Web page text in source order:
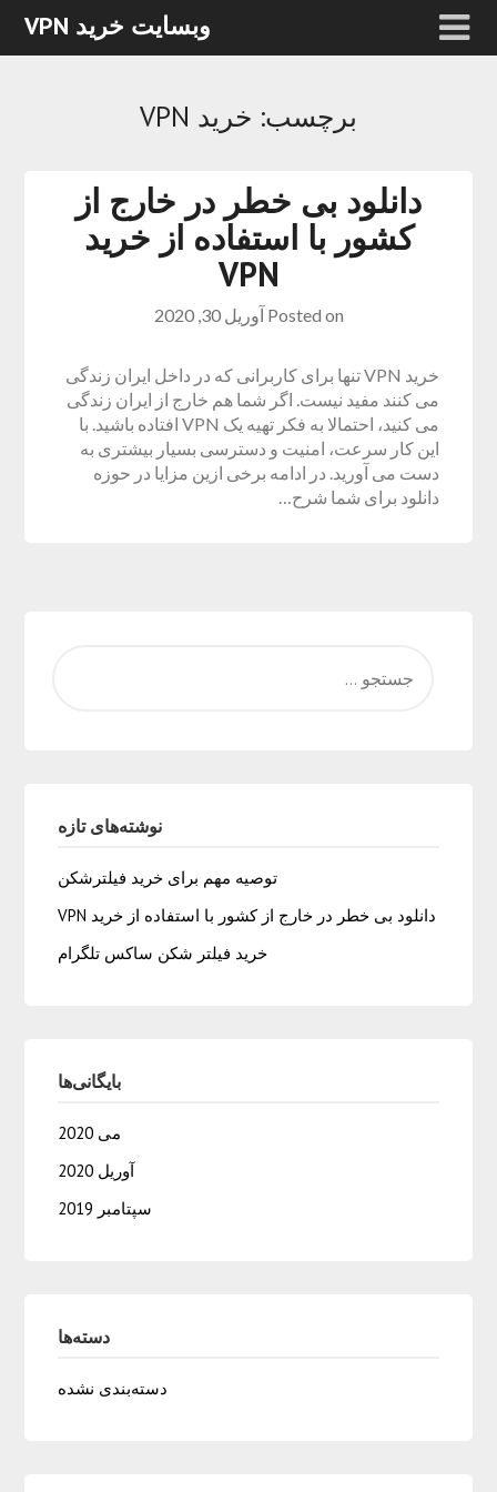
وبسایت خرید VPN
برچسب: خرید VPN
دانلود بی خطر در خارج از
کشور با استفاده از خرید
VPN
Posted on آوریل 30, 2020
خرید VPN تنها برای کاربرانی که در داخل ایران زندگی
می کنند مفید نیست. اگر شما هم خارج از ایران زندگی
می کنید، احتمالا به فکر تهیه یک VPN افتاده باشید. با
این کار سرعت، امنیت و دسترسی بسیار بیشتری به
دست می آورید. در ادامه برخی ازین مزایا در حوزه
دانلود برای شما شرح…
نوشته‌های تازه
توصیه مهم برای خرید فیلترشکن
دانلود بی خطر در خارج از کشور با استفاده از خرید VPN
خرید فیلتر شکن ساکس تلگرام
بایگانی‌ها
می 2020
آوریل 2020
سپتامبر 2019
دسته‌ها
دسته‌بندی نشده